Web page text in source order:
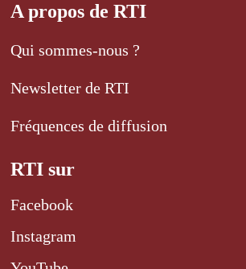
A propos de RTI
Qui sommes-nous ?
Newsletter de RTI
Fréquences de diffusion
RTI sur
Facebook
Instagram